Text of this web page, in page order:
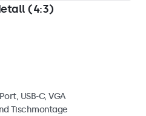
(4:3)
USB-C, VGA
Tischmontage